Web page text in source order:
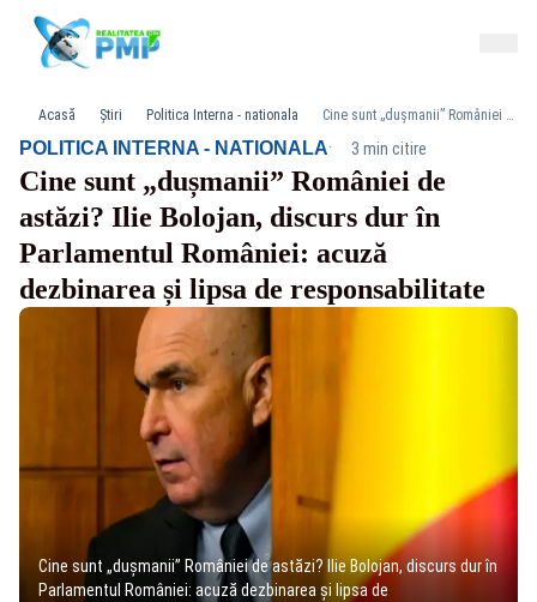
Acasă Știri Politica Interna - nationala Cine sunt „dușmanii” României de astăzi? Ilie Bolojan, discurs dur în Parlamentul României: acuză dezbinarea și lipsa de responsabilitate
POLITICA INTERNA - NATIONALA· 3 min citire
Cine sunt „dușmanii” României de
astăzi? Ilie Bolojan, discurs dur în
Parlamentul României: acuză
dezbinarea și lipsa de responsabilitate
Cine sunt „dușmanii” României de astăzi? Ilie Bolojan, discurs dur în
Parlamentul României: acuză dezbinarea și lipsa de